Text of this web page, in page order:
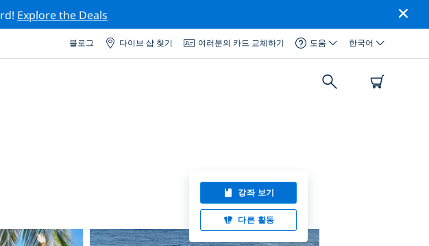
Explore the Deals
블로그 다이브 샵 찾기 여러분의 카드 교체하기 도움 한국어
강좌 보기
다른 활동